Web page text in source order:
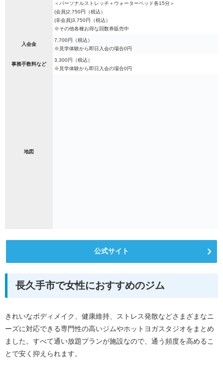
＜パーソナルストレッチ＋ウォーターベッド各15分＞
(会員)2,750円（税込）
(非会員)3,750円（税込）
※その他各種お得な回数券販売中
入会金
7,700円（税込）
※見学体験から即日入会の場合0円
事務手数料など
3,300円（税込）
※見学体験から即日入会の場合0円
地図
公式サイト
長久手市で女性におすすめのジム
きれいなボディメイク、健康維持、ストレス発散などさまざまなニ
ーズに対応できる専門性の高いジムやホットヨガスタジオをまとめ
ました。すべて通い放題プランが施設なので、通う頻度を高めるこ
とで安く抑えられます。